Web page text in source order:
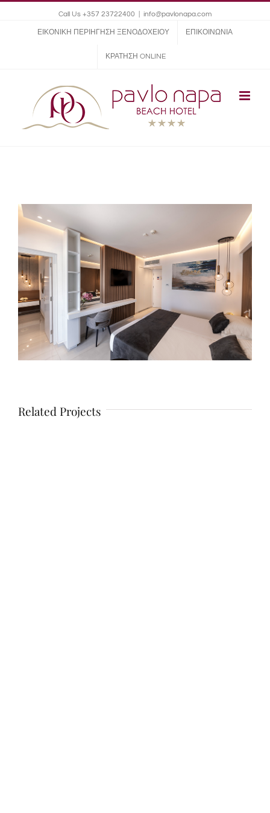
Call Us +357 23722400 info@pavlonapa.com
ΕΙΚΟΝΙΚΗ ΠΕΡΙΗΓΗΣΗ ΞΕΝΟΔΟΧΕΙΟΥ ΕΠΙΚΟΙΝΩΝΙΑ
ΚΡΑΤΗΣΗ ONLINE
View
Image
Related Projects